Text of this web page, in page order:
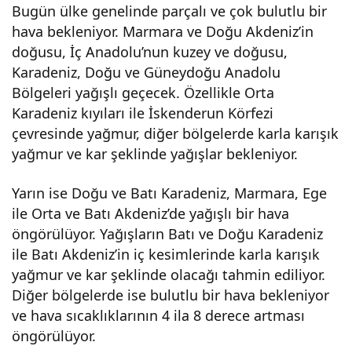
Bugün ülke genelinde parçalı ve çok bulutlu bir
hava bekleniyor. Marmara ve Doğu Akdeniz’in
doğusu, İç Anadolu’nun kuzey ve doğusu,
Karadeniz, Doğu ve Güneydoğu Anadolu
Bölgeleri yağışlı geçecek. Özellikle Orta
Karadeniz kıyıları ile İskenderun Körfezi
çevresinde yağmur, diğer bölgelerde karla karışık
yağmur ve kar şeklinde yağışlar bekleniyor.
Yarın ise Doğu ve Batı Karadeniz, Marmara, Ege
ile Orta ve Batı Akdeniz’de yağışlı bir hava
öngörülüyor. Yağışların Batı ve Doğu Karadeniz
ile Batı Akdeniz’in iç kesimlerinde karla karışık
yağmur ve kar şeklinde olacağı tahmin ediliyor.
Diğer bölgelerde ise bulutlu bir hava bekleniyor
ve hava sıcaklıklarının 4 ila 8 derece artması
öngörülüyor.